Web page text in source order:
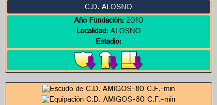
C.D. ALOSNO
Año Fundación:2010
Localidad:ALOSNO
Estadio: